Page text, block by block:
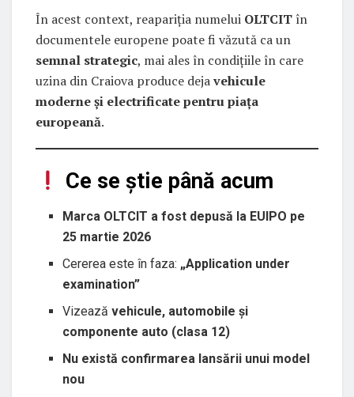
În acest context, reapariția numelui OLTCIT în
documentele europene poate fi văzută ca un
semnal strategic, mai ales în condițiile în care
uzina din Craiova produce dejavehicule
moderne și electrificate pentru piața
europeană.
Ce se știe până acum
Marca OLTCIT a fost depusă la EUIPO pe
25 martie 2026
Cererea este în faza: „Application under
examination”
Vizeazăvehicule, automobile și
componente auto (clasa 12)
Nu există confirmarea lansării unui model
nou